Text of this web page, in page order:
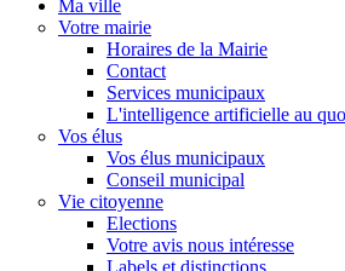
Ma ville
Votre mairie
Horaires de la Mairie
Contact
Services municipaux
L'intelligence artificielle au
Vos élus
Vos élus municipaux
Conseil municipal
Vie citoyenne
Elections
Votre avis nous intéresse